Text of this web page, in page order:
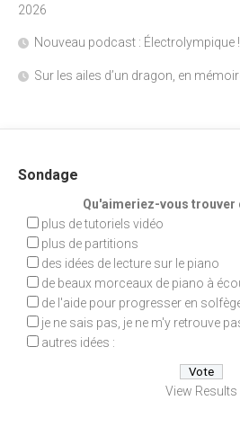
2026
Nouveau podcast : Électrolympique !
Sur les ailes d’un dragon, en
Sondage
Qu'aimeriez-vous trouver
plus de tutoriels vidéo
plus de partitions
des idées de lecture sur le piano
de beaux morceaux de piano à
de l'aide pour progresser en
je ne sais pas, je ne m'y retrouve
autres idées :
View Results